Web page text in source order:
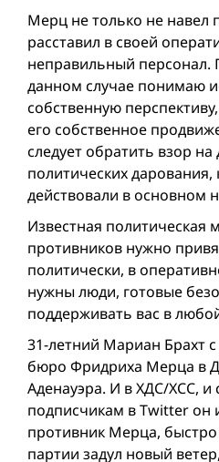
Мерц не только не навел
расставил в своей
неправильный персонал.
данном случае понимаю
собственную
его собственное
следует обратить взор
политических
действовали в основном
Известная политическая
противников нужно
политически, в
нужны люди, готовые
поддерживать вас в
31-летний Мариан Брахт с
бюро Фридриха Мерца в
Аденауэра. И в ХДС/ХСС, и
подписчикам в Twitter он
противник Мерца,
партии задул новый